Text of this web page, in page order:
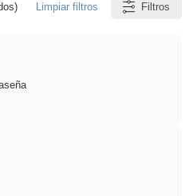
Limpiar filtros Filtros